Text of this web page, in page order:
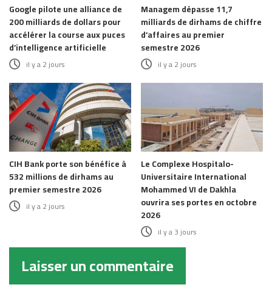
Google pilote une alliance de
200 milliards de dollars pour
accélérer la course aux puces
d’intelligence artificielle
il y a 2 jours
Managem dépasse 11,7
milliards de dirhams de chiffre
d’affaires au premier
semestre 2026
il y a 2 jours
CIH Bank porte son bénéfice à
532 millions de dirhams au
premier semestre 2026
il y a 2 jours
Le Complexe Hospitalo-
Universitaire International
Mohammed VI de Dakhla
ouvrira ses portes en octobre
2026
il y a 3 jours
Laisser un commentaire